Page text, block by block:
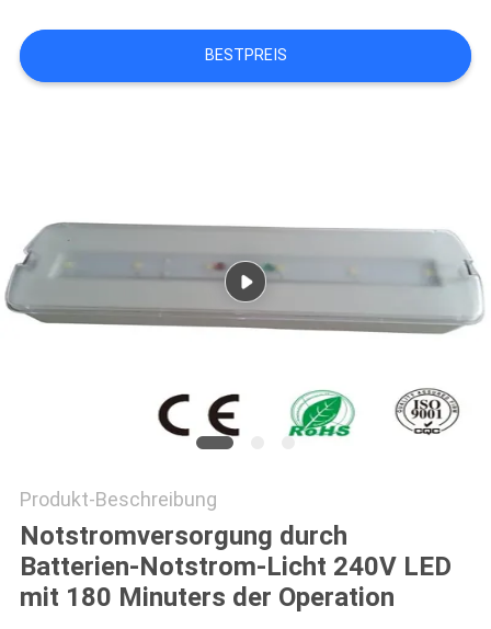
SIE EIN
ZITAT
DATENSCHUTZRICHTLINIE
BESTPREIS
Produkt-Beschreibung
Notstromversorgung durch
Batterien-Notstrom-Licht 240V LED
mit 180 Minuters der Operation